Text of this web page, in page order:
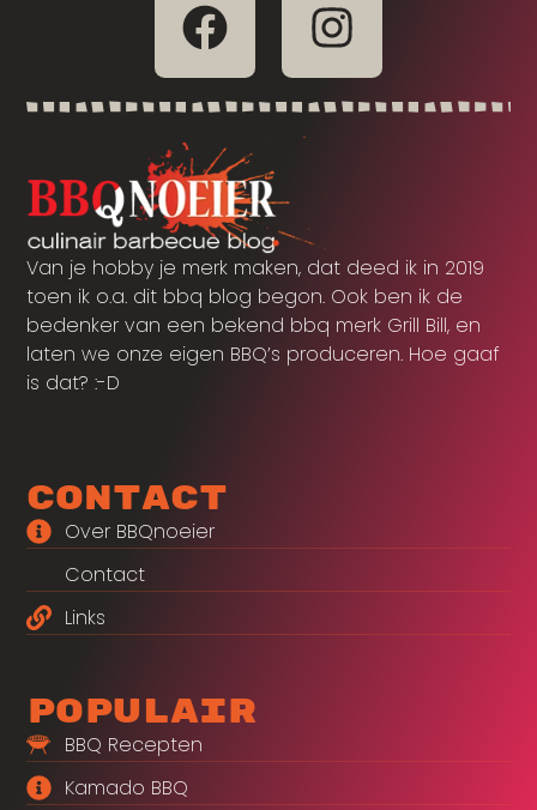
Van je hobby je merk maken, dat deed ik in 2019
toen ik o.a. dit bbq blog begon. Ook ben ik de
bedenker van een bekend bbq merk Grill Bill, en
laten we onze eigen BBQ’s produceren. Hoe gaaf
is dat? :-D
Contact
Over BBQnoeier
Contact
Links
Populair
BBQ Recepten
Kamado BBQ